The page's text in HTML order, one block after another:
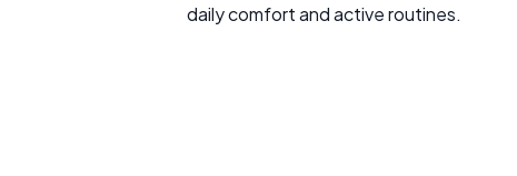
daily comfort and active routines.